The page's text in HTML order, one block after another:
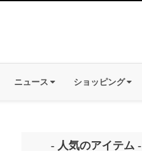
ニュース ショッピング
- 人気のアイテム -